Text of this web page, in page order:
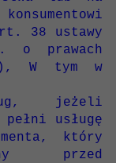
38 ustawy
prawach
W tym w
jeżeli
usługę
który
przed